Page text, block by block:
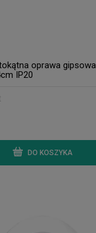
oprawa gipsowa
IP20
DO KOSZYKA